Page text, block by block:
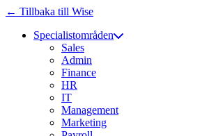
← Tillbaka till Wise
Specialistområden
Sales
Admin
Finance
HR
IT
Management
Marketing